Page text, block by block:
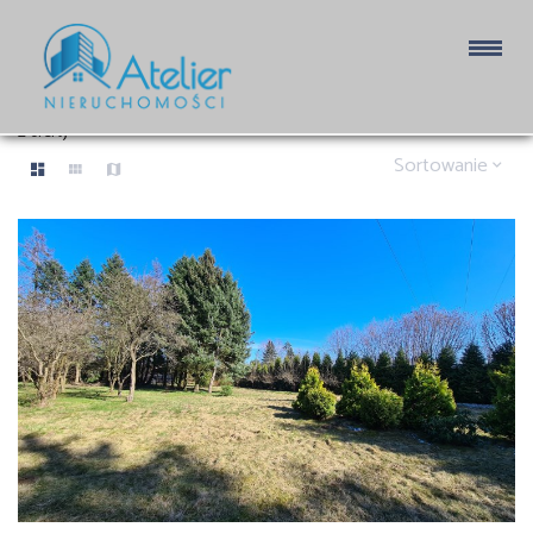
DZIAŁKI NA SPRZEDAŻ
2 oferty
Sortowanie